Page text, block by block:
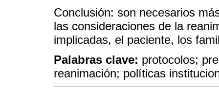
Conclusión: son necesarios
las consideraciones de la
implicadas, el paciente, los
Palabras clave: protocolos;
reanimación; políticas